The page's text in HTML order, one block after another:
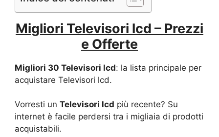
Migliori Televisori lcd – Prezzi
e Offerte
Migliori 30 Televisori lcd: la lista principale per
acquistare Televisori lcd.
Vorresti un Televisori lcd più recente? Su
internet è facile perdersi tra i migliaia di prodotti
acquistabili.